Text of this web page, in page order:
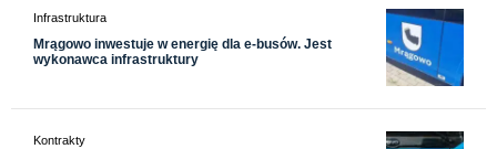
Infrastruktura
Mrągowo inwestuje w energię dla e-busów. Jest
wykonawca infrastruktury
Kontrakty